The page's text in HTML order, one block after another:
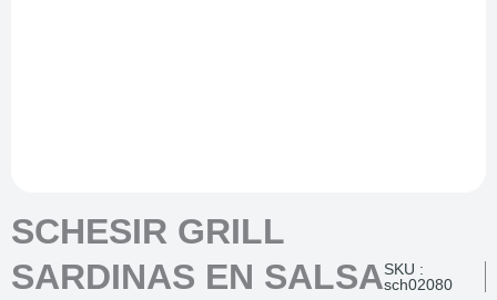
SCHESIR GRILL
SARDINAS EN SALSASKU :
sch02080